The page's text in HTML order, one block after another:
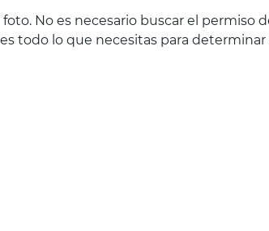
No es necesario buscar el permiso
todo lo que necesitas para